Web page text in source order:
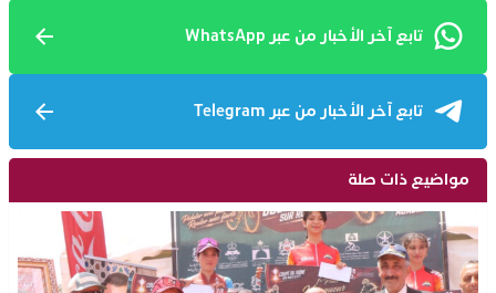
تابع آخر الأخبار من عبر WhatsApp
تابع آخر الأخبار من عبر Telegram
مواضيع ذات صلة